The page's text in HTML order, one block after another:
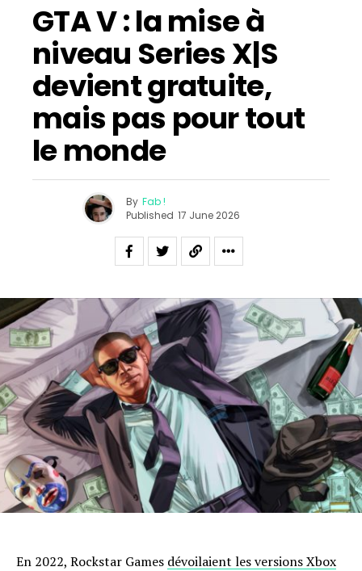
GTA V : la mise à
niveau Series X|S
devient gratuite,
mais pas pour tout
le monde
By Fab !
Published 17 June 2026
En 2022, Rockstar Games dévoilaient les versions Xbox